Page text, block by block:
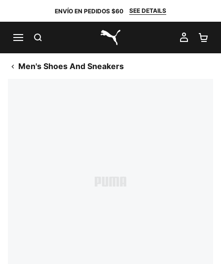
ENVÍO EN PEDIDOS $60 SEE DETAILS
PUMA.com
MI
Men's Shoes And Sneakers